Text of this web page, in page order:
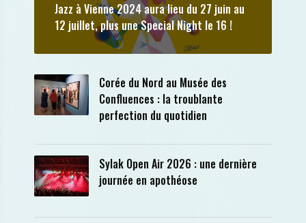
Jazz à Vienne 2024 aura lieu du 27 juin au
12 juillet, plus une Special Night le 16 !
Corée du Nord au Musée des
Confluences : la troublante
perfection du quotidien
Sylak Open Air 2026 : une dernière
journée en apothéose